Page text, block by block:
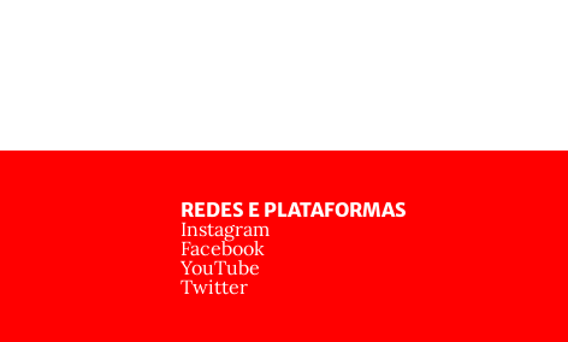
REDES E PLATAFORMAS
Instagram
Facebook
YouTube
Twitter